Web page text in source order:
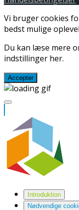
Vi bruger cookies
bedst mulige
Du kan læse mere
indstillinger her.
Accepter
Introduktion
Nødvendige